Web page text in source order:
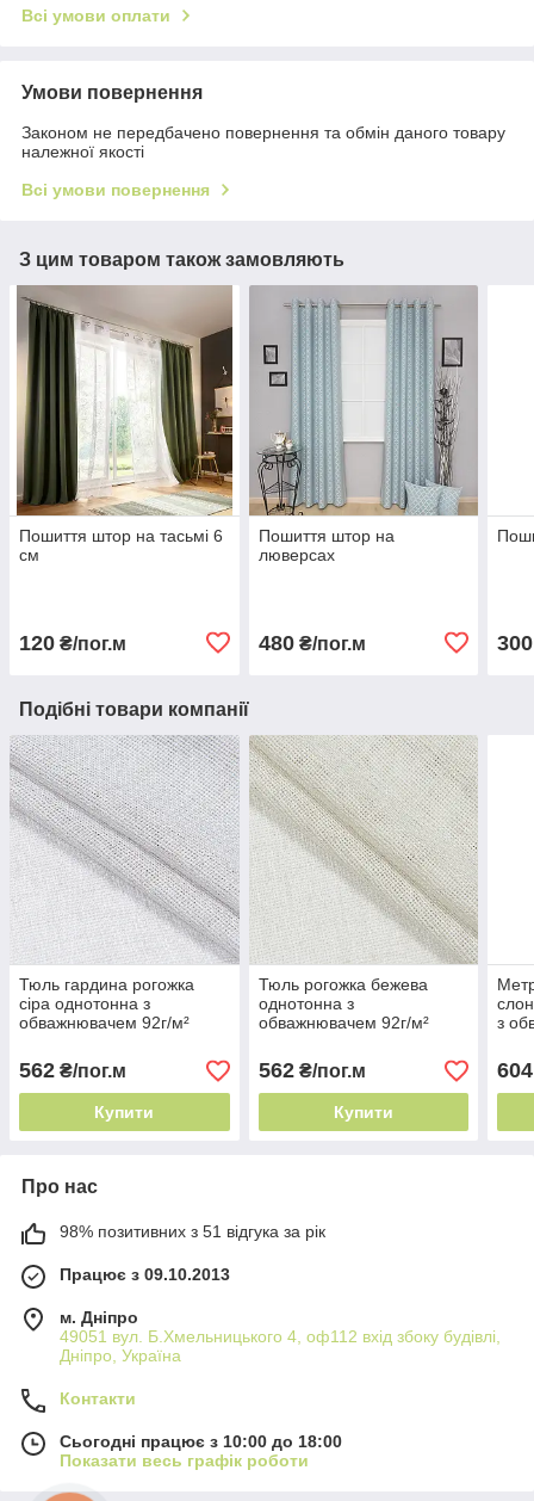
Всі умови оплати
Умови повернення
Законом не передбачено повернення та обмін даного товару
належної якості
Всі умови повернення
З цим товаром також замовляють
Пошиття штор на тасьмі 6
см
120 ₴/пог.м
Пошиття штор на
люверсах
480₴/пог.м 300
Подібні товари компанії
Тюль гардина рогожка
сіра однотонна з
обважнювачем 92г/м²
натуральний льон
562 ₴/пог.м
Купити
Тюль рогожка бежева
однотонна з
обважнювачем 92г/м²
інтер'єру
562₴/пог.м
Купити
з
604
Про нас
98% позитивних з 51 відгука за рік
Працює з 09.10.2013
м. Дніпро
49051 вул. Б.Хмельницького 4, оф112 вхід збоку будівлі,
Дніпро, Україна
Контакти
Сьогодні працює з 10:00 до 18:00
Показати весь графік роботи